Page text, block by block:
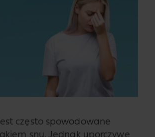
często spowodowane
snu. Jednak uporczywe